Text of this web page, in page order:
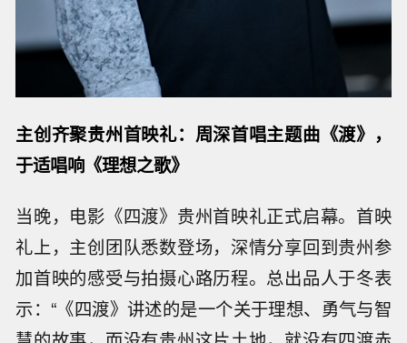
主创齐聚贵州首映礼：周深首唱主题曲《渡》，
于适唱响《理想之歌》
当晚，电影《四渡》贵州首映礼正式启幕。首映
礼上，主创团队悉数登场，深情分享回到贵州参
加首映的感受与拍摄心路历程。总出品人于冬表
示：“《四渡》讲述的是一个关于理想、勇气与智